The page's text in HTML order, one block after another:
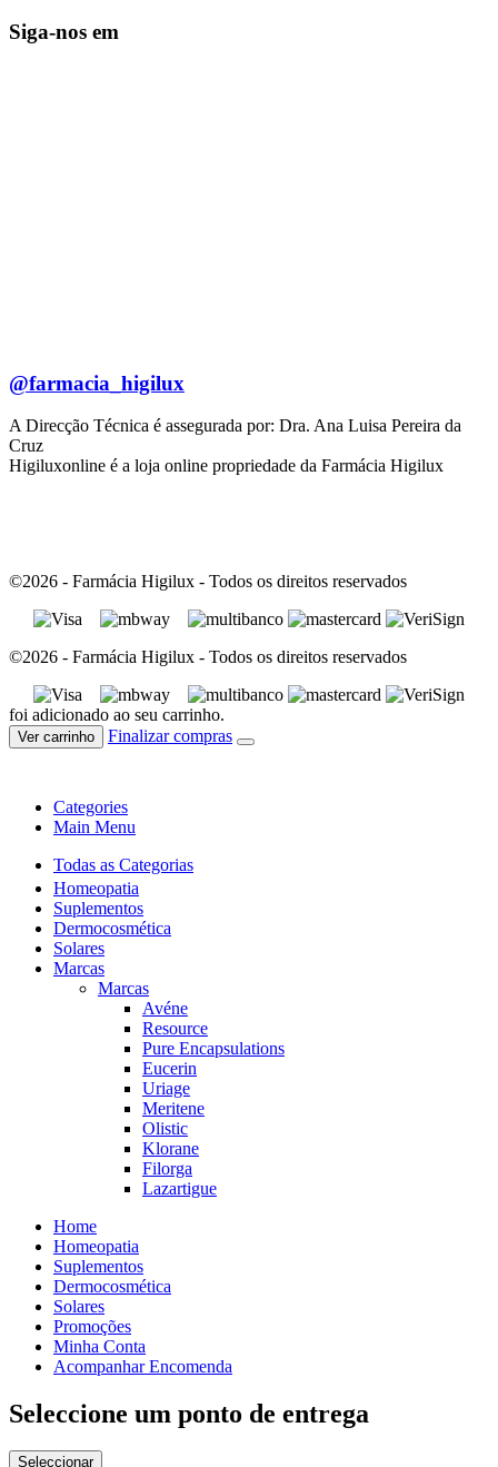
Siga-nos em
@farmacia_higilux
A Direcção Técnica é assegurada por: Dra. Ana Luisa Pereira da
Cruz
Higiluxonline é a loja online propriedade da Farmácia Higilux
©2026 - Farmácia Higilux - Todos os direitos reservados
©2026 - Farmácia Higilux - Todos os direitos reservados
foi adicionado ao seu carrinho.
Ver carrinho Finalizar compras
Categories
Main Menu
Todas as Categorias
Homeopatia
Suplementos
Dermocosmética
Solares
Marcas
Marcas
Avéne
Resource
Pure Encapsulations
Eucerin
Uriage
Meritene
Olistic
Klorane
Filorga
Lazartigue
Home
Homeopatia
Suplementos
Dermocosmética
Solares
Promoções
Minha Conta
Acompanhar Encomenda
Seleccione um ponto de entrega
Seleccionar